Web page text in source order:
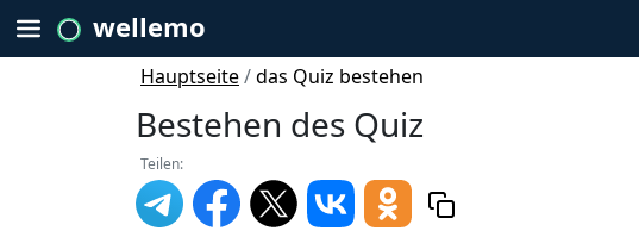
wellemo
Hauptseite/das Quiz bestehen
Bestehen des Quiz
Teilen: